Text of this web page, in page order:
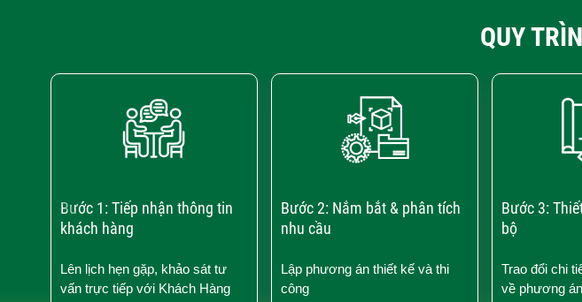
QUY
Bước 1: Tiếp nhận thông tin
khách hàng
Lên lịch hẹn gặp, khảo sát tư
vấn trực tiếp với Khách Hàng
Bước 2: Nắm bắt & phân tích
nhu cầu
Lập phương án thiết kế và thi
công
Bước 3:
bộ
Trao đổi chi
về phương
‹